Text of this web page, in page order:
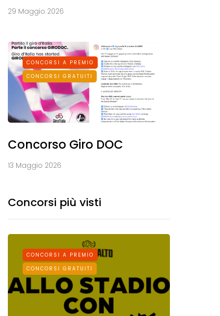
29 Maggio 2026
CONCORSI A PREMIO
CONCORSI GRATUITI
Concorso Giro DOC
13 Maggio 2026
Concorsi più visti
CONCORSI A PREMIO
CONCORSI GRATUITI